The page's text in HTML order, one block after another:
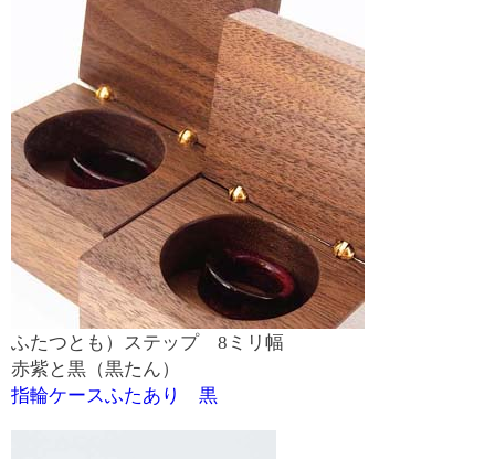
ふたつとも）ステップ 8ミリ幅
赤紫と黒（黒たん）
指輪ケースふたあり 黒